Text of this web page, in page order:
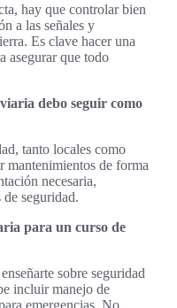
hay que controlar bien
a las señales y
Es clave hacer una
asegurar que todo
debo seguir como
tanto locales como
mantenimientos de forma
necesaria,
seguridad.
para un curso de
sobre seguridad
incluir manejo de
emergencias. No